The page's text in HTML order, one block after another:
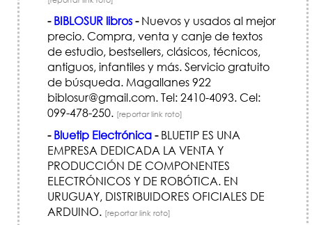
- BIBLOSUR libros-Nuevos y usados al mejor
precio. Compra, venta y canje de textos
de estudio, bestsellers, clásicos, técnicos,
antiguos, infantiles y más. Servicio gratuito
de búsqueda. Magallanes 922
biblosur@gmail.com. Tel: 2410-4093. Cel:
099-478-250. [reportar link roto]
- Bluetip Electrónica-BLUETIP ES UNA
EMPRESA DEDICADA LA VENTA Y
PRODUCCIÓN DE COMPONENTES
ELECTRÓNICOS Y DE ROBÓTICA. EN
URUGUAY, DISTRIBUIDORES OFICIALES DE
ARDUINO. [reportar link roto]